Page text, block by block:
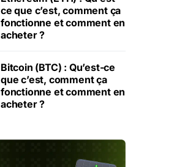
ce que c’est, comment ça
fonctionne et comment en
acheter ?
Bitcoin (BTC) : Qu’est-ce
que c’est, comment ça
fonctionne et comment en
acheter ?